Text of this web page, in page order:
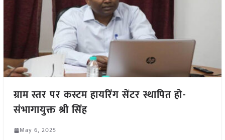
ग्राम स्तर पर कस्टम हायरिंग सेंटर स्थापित हो-
संभागायुक्त श्री सिंह
May 6, 2025